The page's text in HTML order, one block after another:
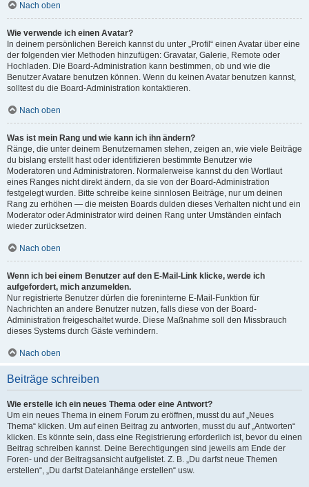
Nach oben
Wie verwende ich einen Avatar?
In deinem persönlichen Bereich kannst du unter „Profil“ einen Avatar über eine
der folgenden vier Methoden hinzufügen: Gravatar, Galerie, Remote oder
Hochladen. Die Board-Administration kann bestimmen, ob und wie die
Benutzer Avatare benutzen können. Wenn du keinen Avatar benutzen kannst,
solltest du die Board-Administration kontaktieren.
Nach oben
Was ist mein Rang und wie kann ich ihn ändern?
Ränge, die unter deinem Benutzernamen stehen, zeigen an, wie viele Beiträge
du bislang erstellt hast oder identifizieren bestimmte Benutzer wie
Moderatoren und Administratoren. Normalerweise kannst du den Wortlaut
eines Ranges nicht direkt ändern, da sie von der Board-Administration
festgelegt wurden. Bitte schreibe keine sinnlosen Beiträge, nur um deinen
Rang zu erhöhen — die meisten Boards dulden dieses Verhalten nicht und ein
Moderator oder Administrator wird deinen Rang unter Umständen einfach
wieder zurücksetzen.
Nach oben
Wenn ich bei einem Benutzer auf den E-Mail-Link klicke, werde ich
aufgefordert, mich anzumelden.
Nur registrierte Benutzer dürfen die foreninterne E-Mail-Funktion für
Nachrichten an andere Benutzer nutzen, falls diese von der Board-
Administration freigeschaltet wurde. Diese Maßnahme soll den Missbrauch
dieses Systems durch Gäste verhindern.
Nach oben
Beiträge schreiben
Wie erstelle ich ein neues Thema oder eine Antwort?
Um ein neues Thema in einem Forum zu eröffnen, musst du auf „Neues
Thema“ klicken. Um auf einen Beitrag zu antworten, musst du auf „Antworten“
klicken. Es könnte sein, dass eine Registrierung erforderlich ist, bevor du einen
Beitrag schreiben kannst. Deine Berechtigungen sind jeweils am Ende der
Foren- und der Beitragsansicht aufgelistet. Z. B. „Du darfst neue Themen
erstellen“, „Du darfst Dateianhänge erstellen“ usw.